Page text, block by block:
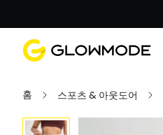
홈 스포츠 & 아웃도어